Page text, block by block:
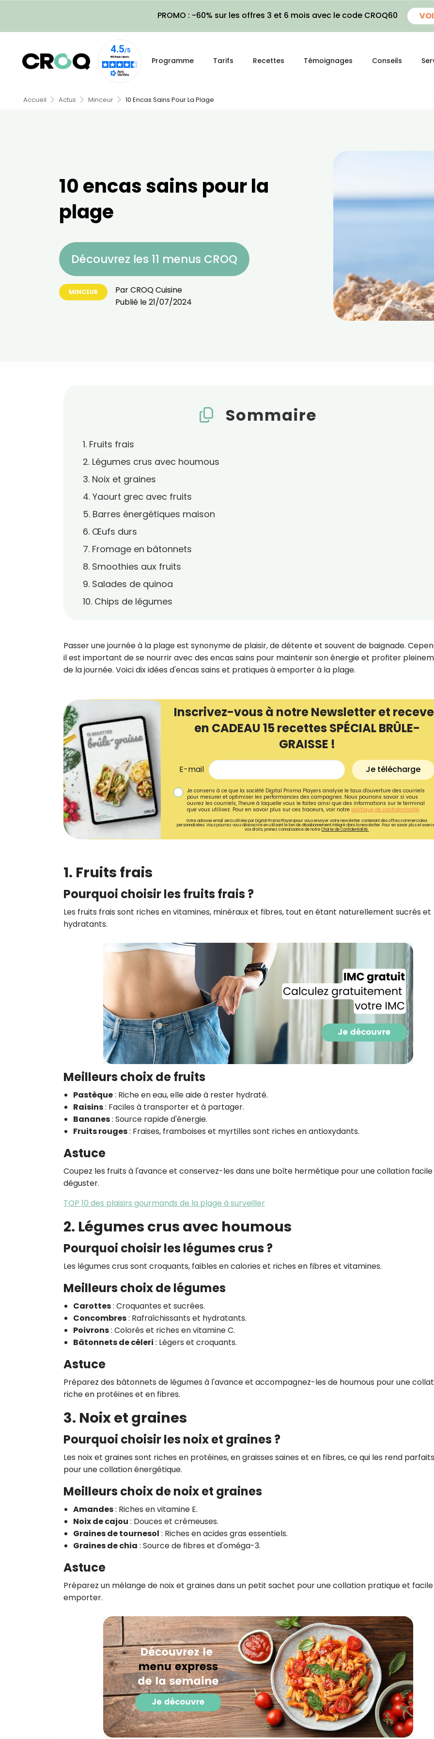
PROMO : -60% sur les offres 3 et 6 mois avec le code CROQ60
Programme Tarifs Recettes Témoignages Conseils
Accueil Actus Minceur 10 Encas Sains Pour La Plage
10 encas sains pour la
plage
Découvrez les 11 menus CROQ
MINCEUR ParCROQ Cuisine
Publié le21/07/2024
Sommaire
1. Fruits frais
2. Légumes crus avec houmous
3. Noix et graines
4. Yaourt grec avec fruits
5. Barres énergétiques maison
6. Œufs durs
7. Fromage en bâtonnets
8. Smoothies aux fruits
9. Salades de quinoa
10. Chips de légumes
Passer une journée à la plage est synonyme de plaisir, de détente et souvent de baignade.
il est important de se nourrir avec des encas sains pour maintenir son énergie et profiter
de la journée. Voici dix idées d'encas sains et pratiques à emporter à la plage.
Inscrivez-vous à notre Newsletter et
en CADEAU 15 recettes SPÉCIAL BRÛLE-
GRAISSE !
E-mail Je télécharge
Je consens à ce que la société Digital Prisma Players analyse le taux d'ouverture des courriels
pour mesurer et optimiser les performances des campagnes. Nous pourrons savoir si vous
ouvrez les courriels, l'heure à laquelle vous le faites ainsi que des informations sur le terminal
que vous utilisez. Pour en savoir plus sur ces traceurs, voir notre politique de confidentialité.
Votre adresse email sera utilisée par Digital Prisma Playerspour vous envoyer votre newsletter contenant des offres commerciales
personnalisées. Vous pourrez vous désinscrire en utilisant le lien de désabonnement intégré dans la newsletter. Pour en savoir plus et
vos droits, prenez connaissance de notreCharte de Confidentialité.
1. Fruits frais
Pourquoi choisir les fruits frais ?
Les fruits frais sont riches en vitamines, minéraux et fibres, tout en étant naturellement sucrés et
hydratants.
Meilleurs choix de fruits
Pastèque: Riche en eau, elle aide à rester hydraté.
Raisins: Faciles à transporter et à partager.
Bananes: Source rapide d'énergie.
Fruits rouges: Fraises, framboises et myrtilles sont riches en antioxydants.
Astuce
Coupez les fruits à l'avance et conservez-les dans une boîte hermétique pour une collation
déguster.
TOP 10 des plaisirs gourmands de la plage à surveiller
2. Légumes crus avec houmous
Pourquoi choisir les légumes crus ?
Les légumes crus sont croquants, faibles en calories et riches en fibres et vitamines.
Meilleurs choix de légumes
Carottes: Croquantes et sucrées.
Concombres: Rafraîchissants et hydratants.
Poivrons: Colorés et riches en vitamine C.
Bâtonnets de céleri : Légers et croquants.
Astuce
Préparez des bâtonnets de légumes à l'avance et accompagnez-les de houmous pour une
riche en protéines et en fibres.
3. Noix et graines
Pourquoi choisir les noix et graines ?
Les noix et graines sont riches en protéines, en graisses saines et en fibres, ce qui les rend parfaits
pour une collation énergétique.
Meilleurs choix de noix et graines
Amandes: Riches en vitamine E.
Noix de cajou : Douces et crémeuses.
Graines de tournesol : Riches en acides gras essentiels.
Graines de chia : Source de fibres et d'oméga-3.
Astuce
Préparez un mélange de noix et graines dans un petit sachet pour une collation pratique et
emporter.
Recevez
recettes inédites de
des courriels pour mesurer et
performances des campagnes.
pourrons savoir si vous ouvrez les
l'heure à laquelle vous le faites
des informations sur le terminal
utilisez. Pour en savoir plus sur ces
voir notrepolitique de
Je reçois mon cadeau !
Votre adresse email sera utilisée par Digital Prisma
envoyer votre newsletter contenant des offres
personnalisées. Vous pourrez vous désinscrire en
désabonnement intégré dans la newsletter. Pour en
exercer vos droits, prenez connaissance de notre
Confidentialité.